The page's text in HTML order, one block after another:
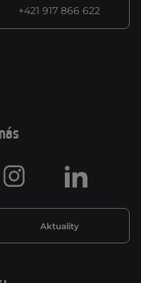
+421 917 866 622
Aktuality
Instagram LinkedIn